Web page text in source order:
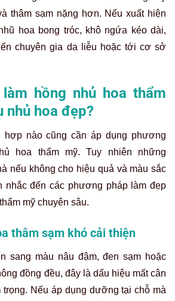
thâm sạm nặng hơn. Nếu xuất hiện
hoa bong tróc, khô ngứa kéo dài,
chuyên gia da liễu hoặc tới cơ sở
hồng nhủ hoa thẩm
nhủ hoa đẹp?
hợp nào cũng cần áp dụng phương
hoa thẩm mỹ. Tuy nhiên những
nếu không cho hiệu quả và màu sắc
nhắc đến các phương pháp làm đẹp
mỹ chuyên sâu.
thâm sạm khó cải thiện
sang màu nâu đậm, đen sạm hoặc
đồng đều, đây là dấu hiệu mất cân
trọng. Nếu áp dụng dưỡng tại chỗ mà